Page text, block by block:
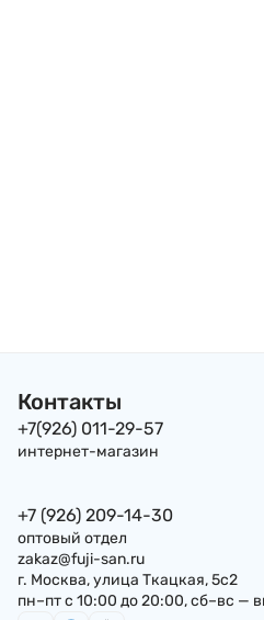
Контакты
+7(926) 011-29-57
интернет-магазин
+7 (926) 209-14-30
оптовый отдел
zakaz@fuji-san.ru
г. Москва, улица Ткацкая, 5с2
пн–пт с 10:00 до 20:00, сб–вс —